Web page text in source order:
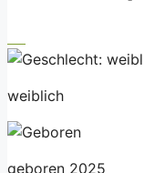
weiblich
geboren 2025